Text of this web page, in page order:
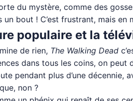
du mystère, comme des
bout ! C’est frustrant, mais
populaire et la
de rien, The Walking Dead
dans tous les coins, on peut
pendant plus d’une décennie,
non ?